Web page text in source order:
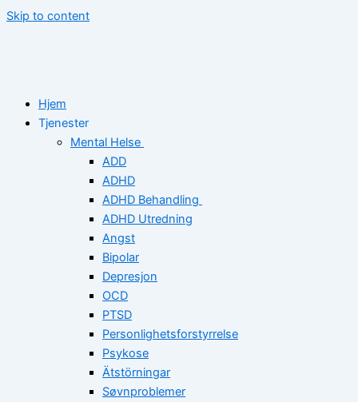
Skip to content
Hjem
Tjenester
Mental Helse
ADD
ADHD
ADHD Behandling
ADHD Utredning
Angst
Bipolar
Depresjon
OCD
PTSD
Personlighetsforstyrrelse
Psykose
Ätstörningar
Søvnproblemer